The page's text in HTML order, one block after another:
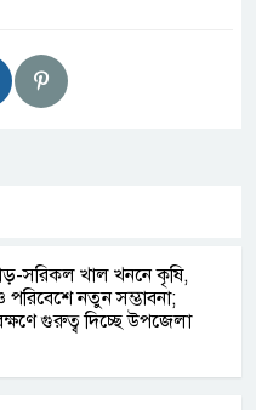
সরিকল খাল খননে কৃষি,
নতুন সম্ভাবনা;
গুরুত্ব দিচ্ছে উপজেলা